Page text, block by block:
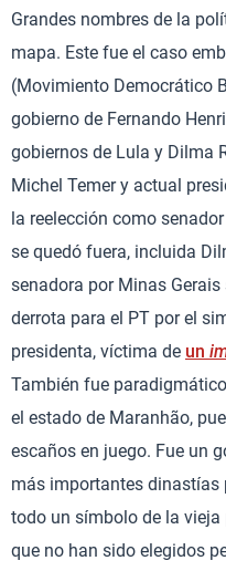
Grandes nombres de la
mapa. Este fue el caso
(Movimiento Democrático
gobierno de Fernando
gobiernos de Lula y Dilma
Michel Temer y actual
la reelección como
se quedó fuera, incluida
senadora por Minas
derrota para el PT por el
presidenta, víctima de un
También fue
el estado de Maranhão,
escaños en juego. Fue un
más importantes dinastías
todo un símbolo de la
que no han sido elegidos